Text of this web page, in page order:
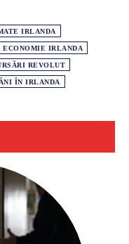
IRLANDA
ECONOMIE IRLANDA
REVOLUT
ÎN IRLANDA